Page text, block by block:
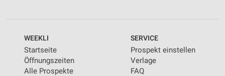
WEEKLI
Startseite
Öffnungszeiten
Alle Prospekte
SERVICE
Prospekt einstellen
Verlage
FAQ